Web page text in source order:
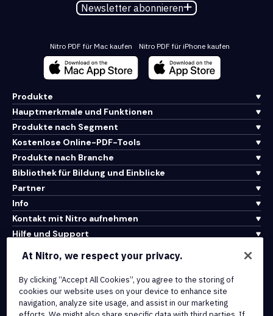
Newsletter abonnieren
Nitro PDF für Mac kaufen Nitro PDF für iPhone kaufen
Produkte
Hauptmerkmale und Funktionen
Produkte nach Segment
Kostenlose Online-PDF-Tools
Produkte nach Branche
Bibliothek für Bildung und Einblicke
Partner
Info
Kontakt mit Nitro aufnehmen
Hilfe und Support
Nutzungsbedingungen
Cookie-Richtlinie
Copyright-Richtlinie
At Nitro, we respect your privacy.
By clicking “Accept All Cookies”, you agree to the storing of
cookies our website uses on your device to enhance site
navigation, analyze site usage, and assist in our marketing